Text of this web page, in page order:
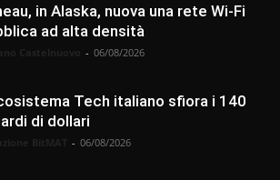
in Alaska, nuova una rete Wi-Fi
ad alta densità
- 06/08/2026
Tech italiano sfiora i 140
di dollari
- 06/08/2026